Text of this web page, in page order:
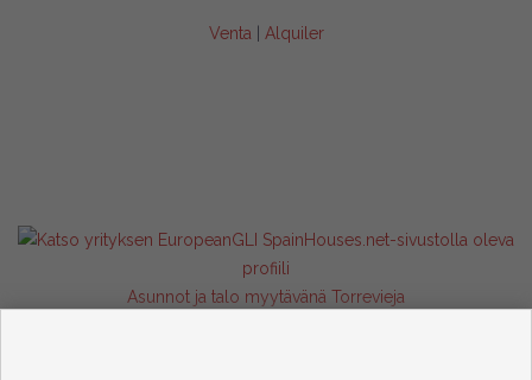
Venta Alquiler
Asunnot ja talo myytävänä Torrevieja